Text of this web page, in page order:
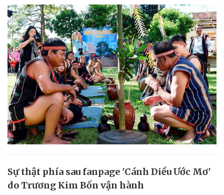
Sự thật phía sau fanpage 'Cánh Diều Ước Mơ'
do Trương Kim Bốn vận hành